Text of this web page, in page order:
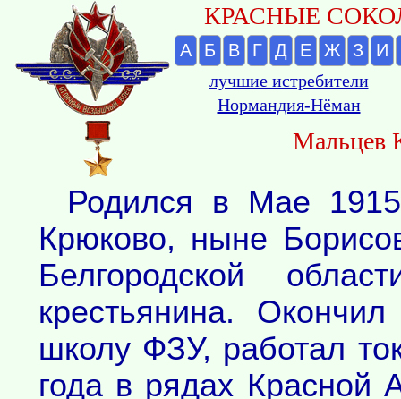
КРАСНЫЕ
А Б В Г Д Е Ж З И
лучшие истребители
Нормандия-Нёман
Мальцев
Родился в Мае
Крюково, ныне
Белгородской
крестьянина.
школу ФЗУ, работал
года в рядах Красной